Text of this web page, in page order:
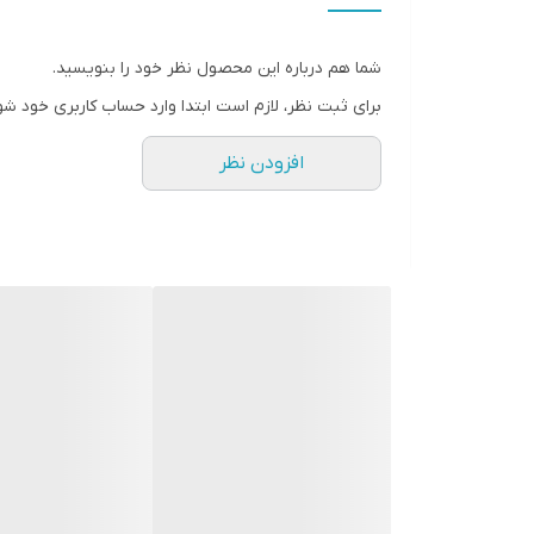
شما هم درباره این محصول نظر خود را بنویسید.
برای ثبت نظر، لازم است ابتدا وارد حساب کاربری خود
افزودن نظر